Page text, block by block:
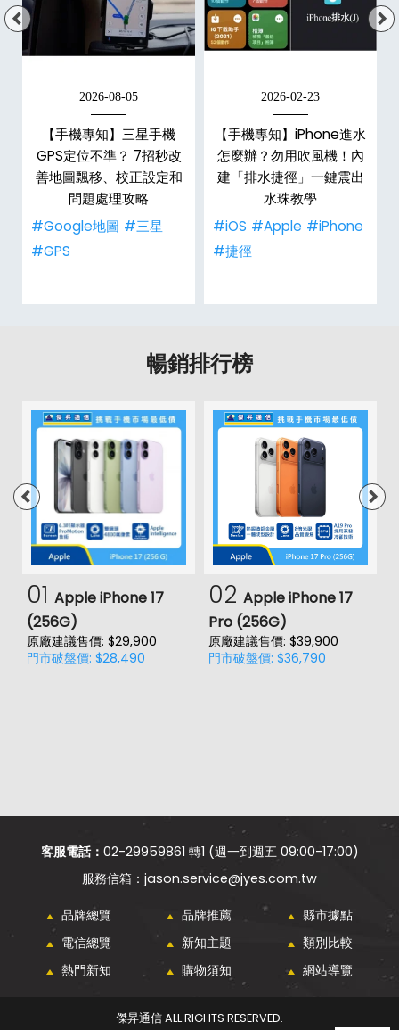
2026-08-05
【手機專知】三星手機
GPS定位不準？ 7招秒改
善地圖飄移、校正設定和
問題處理攻略
#Google地圖 #三星
#GPS
2026-02-23
【手機專知】iPhone進水
怎麼辦？勿用吹風機！內
建「排水捷徑」一鍵震出
水珠教學
#iOS #Apple #iPhone
#捷徑
暢銷排行榜
01 Apple iPhone 17
(256G)
原廠建議售價: $29,900
門市破盤價: $28,490
02 Apple iPhone 17
Pro (256G)
原廠建議售價: $39,900
門市破盤價: $36,790
客服電話： 02-29959861 轉1 (週一到週五 09:00-17:00)
jason.service@jyes.com.tw
品牌總覽 品牌推薦
縣市據點
電信總覽
新知主題
類別比較
熱門新知
購物須知 網站導覽
傑昇通信 ALL RIGHTS RESERVED.